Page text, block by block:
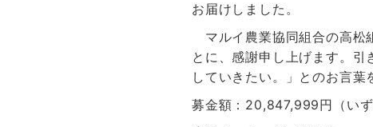
お届けしました。
マルイ農業協同組合の高松
とに、感謝申し上げます。
していきたい。」とのお言葉
募金額：20,847,999円（いず